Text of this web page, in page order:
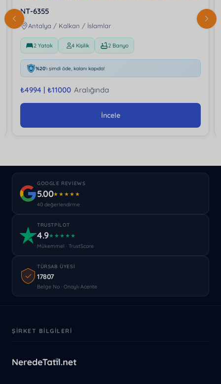
NT-6355
Antalya / Kalkan / İslamlar
2 Yatak 4 Kişilik 2 Banyo
%20'ı şimdi öde, kalanı kapıda!
₺4994 | ₺11000 Aralığında
İncele
GOOGLE REVIEWS
5.00★★★★★
40 değerlendirme
TRUSTPILOT
4.9★★★★★
Mükemmel · TrustScore
TÜRSAB ÜYESI
17807
Belge No · Onaylı Acente
ŞIRKET BILGILERI